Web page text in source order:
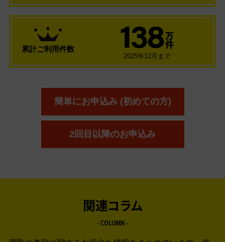
累計ご利用件数 138 万
件
2025年12月まで
簡単にお申込み (初めての方)
2回目以降のお申込み
関連コラム
- COLUMN -